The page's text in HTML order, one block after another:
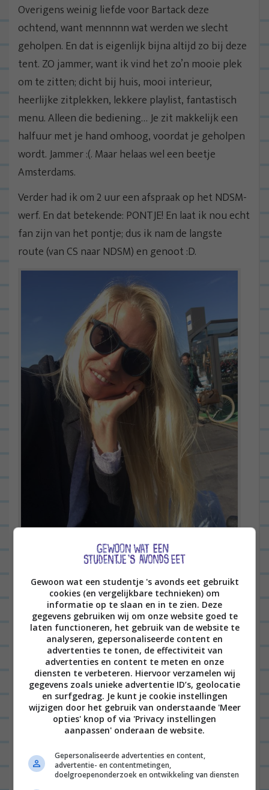
Overigens weinig liefde voor Bartack deze
ochtend, want mennnnn wat werden we slecht
geholpen. En dat is eigenlijk bijna altijd zo bij deze
tent. ZO jammer, want ik vind het zo’n mooie plek
om te zitten; dicht bij huis, mooi interieur,
heerlijke zitplekken, lekkere playlist, fantastisch
menu. Alleen die bediening… Je zit makkelijk een
halfuur met je hand omhoog, voordat je geholpen
wordt. Jammer :(. Maar helaas wel een beetje
Amsterdams.
Verder had ik om 2 uur een afspraak op het NDSM-
werf. En dat betekende: PONTJE! En laat ik nou echt
fan zijn van het pontje; dus ik nam de langste
route (van CS naar NDSM) en genoot :D.
Ik had een afspraak bij Redbull en vond dat een
heel leuk gesprek. Ik hoop dat er een
samenwerking uit komt.
Daarna had ik zin om het leven te vieren en dat
deed ik dit keer niet met taart of champagne, maar
een frikandel speciaal en een turkey stick. Gewoon
‘s middags, thuis, op de bank. YOLO!
Gewoon wat een studentje 's avonds eet gebruikt
cookies (en vergelijkbare technieken) om
informatie op te slaan en in te zien. Deze
gegevens gebruiken wij om onze website goed te
laten functioneren, het gebruik van de website te
analyseren, gepersonaliseerde content en
advertenties te tonen, de effectiviteit van
advertenties en content te meten en onze
diensten te verbeteren. Hiervoor verzamelen wij
gegevens zoals unieke advertentie ID’s, geolocatie
en surfgedrag. Je kunt je cookie instellingen
wijzigen door het gebruik van onderstaande 'Meer
opties' knop of via 'Privacy instellingen
aanpassen' onderaan de website.
Gepersonaliseerde advertenties en content,
advertentie- en contentmetingen,
doelgroepenonderzoek en ontwikkeling van diensten